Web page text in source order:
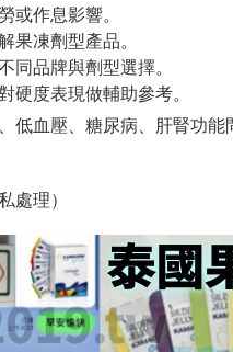
或作息影響。
果凍劑型產品。
同品牌與劑型選擇。
硬度表現做輔助參考。
低血壓、糖尿病、肝腎功
處理）